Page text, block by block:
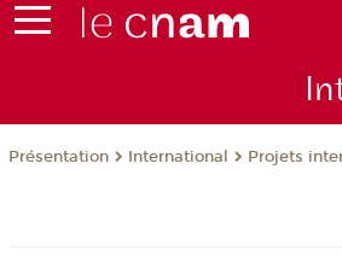
Présentation International Projets